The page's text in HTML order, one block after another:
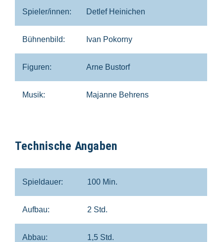
Spieler/innen: Detlef Heinichen
Bühnenbild: Ivan Pokorny
Figuren: Arne Bustorf
Musik: Majanne Behrens
Technische Angaben
Spieldauer: 100 Min.
Aufbau: 2 Std.
Abbau: 1,5 Std.